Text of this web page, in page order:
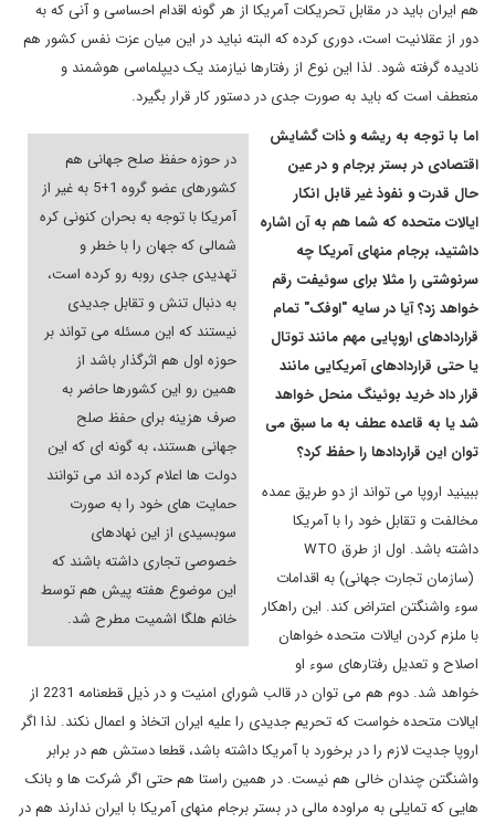
هم ایران باید در مقابل تحریکات آمریکا از هر گونه اقدام احساسی و آنی که به
دور از عقلانیت است، دوری کرده که البته نباید در این میان عزت نفس کشور هم
نادیده گرفته شود. لذا این نوع از رفتارها نیازمند یک دیپلماسی هوشمند و
منعطف است که باید به صورت جدی در دستور کار قرار بگیرد.
در حوزه حفظ صلح جهانی هم
کشورهای عضو گروه 1+5 به غیر از
آمریکا با توجه به بحران کنونی کره
شمالی که جهان را با خطر و
تهدیدی جدی روبه رو کرده است،
به دنبال تنش و تقابل جدیدی
نیستند که این مسئله می تواند بر
حوزه اول هم اثرگذار باشد از
همین رو این کشورها حاضر به
صرف هزینه برای حفظ صلح
جهانی هستند، به گونه ای که این
دولت ها اعلام کرده اند می توانند
حمایت های خود را به صورت
سوبسیدی از این نهادهای
خصوصی تجاری داشته باشند که
این موضوع هفته پیش هم توسط
خانم هلگا اشمیت مطرح شد.
اما با توجه به ریشه و ذات گشایش
اقتصادی در بستر برجام و در عین
حال قدرت و نفوذ غیر قابل انکار
ایالات متحده که شما هم به آن اشاره
داشتید، برجام منهای آمریکا چه
سرنوشتی را مثلا برای سوئیفت رقم
خواهد زد؟ آیا در سایه "اوفک" تمام
قراردادهای اروپایی مهم مانند توتال
یا حتی قراردادهای آمریکایی مانند
قرار داد خرید بوئینگ منحل خواهد
شد یا به قاعده عطف به ما سبق می
توان این قراردادها را حفظ کرد؟
ببینید اروپا می تواند از دو طریق عمده
مخالفت و تقابل خود را با آمریکا
داشته باشد. اول از طرق WTO
(سازمان تجارت جهانی) به اقدامات
سوء واشنگتن اعتراض کند. این راهکار
با ملزم کردن ایالات متحده خواهان
اصلاح و تعدیل رفتارهای سوء او
خواهد شد. دوم هم می توان در قالب شورای امنیت و در ذیل قطعنامه 2231 از
ایالات متحده خواست که تحریم جدیدی را علیه ایران اتخاذ و اعمال نکند. لذا اگر
اروپا جدیت لازم را در برخورد با آمریکا داشته باشد، قطعا دستش هم در برابر
واشنگتن چندان خالی هم نیست. در همین راستا هم حتی اگر شرکت ها و بانک
هایی که تمایلی به مراوده مالی در بستر برجام منهای آمریکا با ایران ندارند هم در